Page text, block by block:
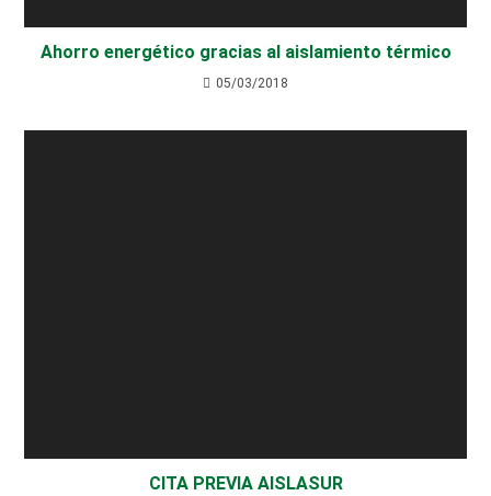
Ahorro energético gracias al aislamiento térmico
05/03/2018
CITA PREVIA AISLASUR